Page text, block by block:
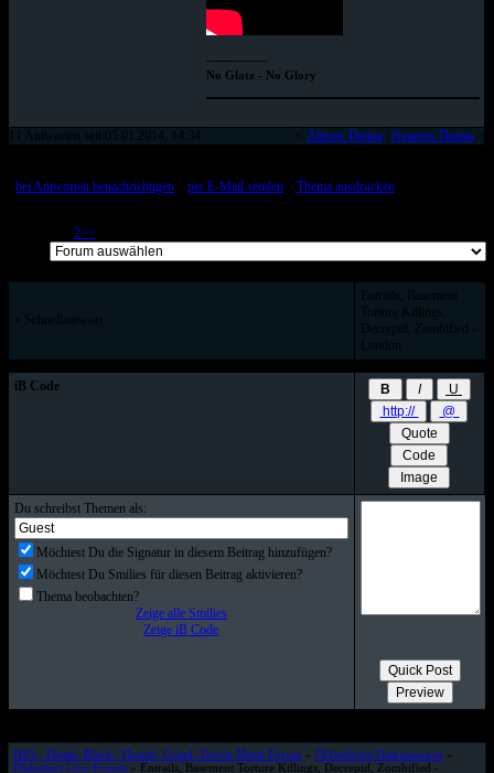
--------------
No Glatz - No Glory
11 Antworten seit 05.01.2014, 14:34 Älteres Thema| Neueres Thema>
bei Antworten benachrichtigen:: per E-Mail senden:: Thema ausdrucken]
2>>
» Schnellantwort
Entrails, Basement
Torture Killings,
Decrepid, Zombified -
London
iB Code
Du schreibst Themen als:
Möchtest Du die Signatur in diesem Beitrag hinzufügen?
Möchtest Du Smilies für diesen Beitrag aktivieren?
Thema beobachten?
Zeige alle Smilies
Zeige iB Code
HIO - Death- Black- Thrash- Grind- Doom Metal Forum » Öffentliche Diskussionen »
Diskutiert Live Events» Entrails, Basement Torture Killings, Decrepid, Zombified -